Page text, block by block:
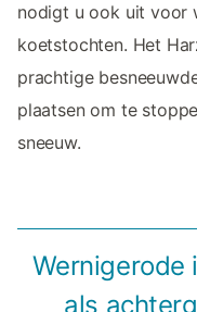
nodigt u ook uit voor
koetstochten. Het
prachtige
plaatsen om te
sneeuw.
Wernigerode
als